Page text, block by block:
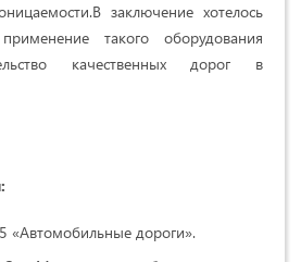
заключение хотелось
такого оборудования
качественных дорог в
«Автомобильные дороги».